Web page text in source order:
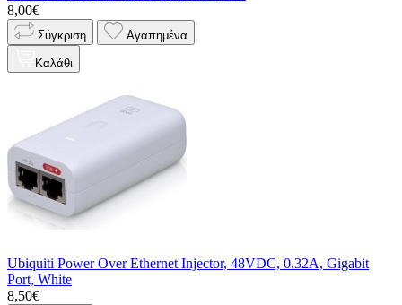
8,00€
Σύγκριση Αγαπημένα
Καλάθι
Ubiquiti Power Over Ethernet Injector, 48VDC, 0.32A, Gigabit
Port, White
8,50€